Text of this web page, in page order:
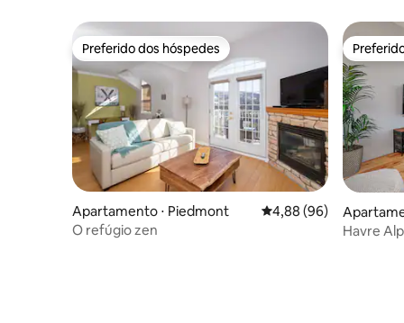
Preferido dos hóspedes
Preferido dos hóspedes
Apartamento ⋅ Piedmont 4,88 de uma avaliação
4,88 (96)
O refúgio zen
Havre